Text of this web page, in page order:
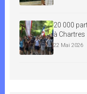
20 000
à Chartres
22 Mai 2026